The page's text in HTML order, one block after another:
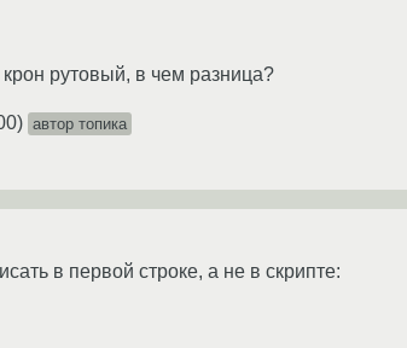
рутовый, в чем разница?
) автор топика
в первой строке, а не в скрипте: